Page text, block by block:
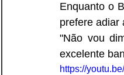
Enquanto o
prefere adiar
"Não vou
excelente
https://